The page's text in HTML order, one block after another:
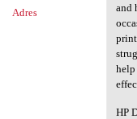
Adres
and
help
HP